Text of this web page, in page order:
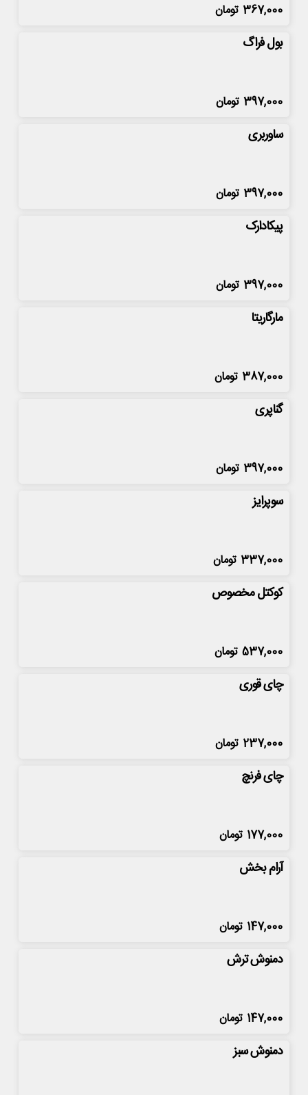
367,000 تومان
بول فراگ
397,000 تومان
ساوربری
397,000 تومان
پیکادارک
397,000 تومان
مارگاریتا
387,000 تومان
گناپری
397,000 تومان
سوپرایز
337,000 تومان
کوکتل مخصوص
537,000 تومان
چای قوری
237,000 تومان
چای فرنچ
177,000 تومان
آرام بخش
147,000 تومان
دمنوش ترش
147,000 تومان
دمنوش سبز